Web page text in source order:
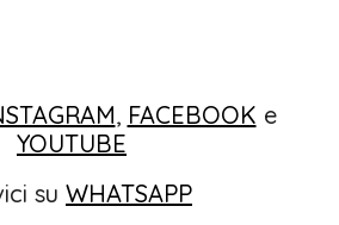
, FACEBOOK e
YOUTUBE
su WHATSAPP